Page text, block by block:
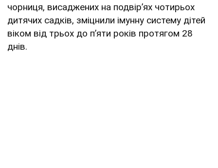
чорниця, висаджених на подвір’ях чотирьох
дитячих садків, зміцнили імунну систему дітей
віком від трьох до п’яти років протягом 28
днів.